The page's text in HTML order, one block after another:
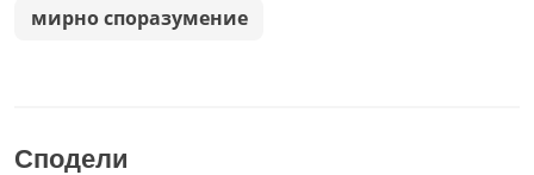
мирно споразумение
Сподели